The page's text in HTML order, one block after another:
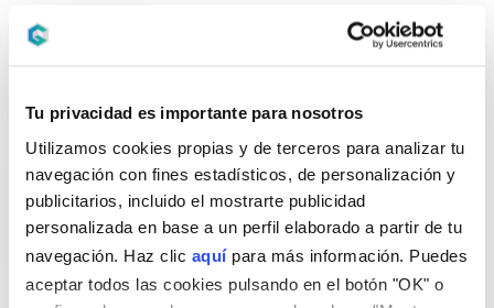
Tu privacidad es importante para nosotros
Utilizamos cookies propias y de terceros para analizar tu
navegación con fines estadísticos, de personalización y
publicitarios, incluido el mostrarte publicidad
personalizada en base a un perfil elaborado a partir de tu
navegación. Haz clic aquípara más información. Puedes
aceptar todos las cookies pulsando en el botón "OK" o
Guía para comprar una casa por
primera vez con hipoteca
¿Me conviene comprar ahora o
seguir de alquiler?
24 March 2026